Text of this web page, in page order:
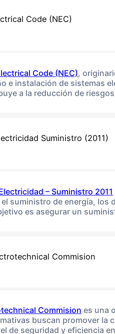
Code (NEC)
Code (NEC),
e instalación de sistemas
a la reducción de
Suministro (2011)
– Suministro 2011
suministro de energía,
es asegurar un
Commision
Commision es una
buscan promover la
de seguridad y eficiencia